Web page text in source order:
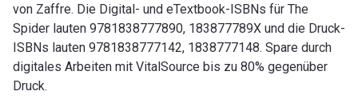
von Zaffre. Die Digital- und eTextbook-ISBNs für The
Spider lauten 9781838777890, 183877789X und die Druck-
ISBNs lauten 9781838777142, 1838777148. Spare durch
digitales Arbeiten mit VitalSource bis zu 80% gegenüber
Druck.